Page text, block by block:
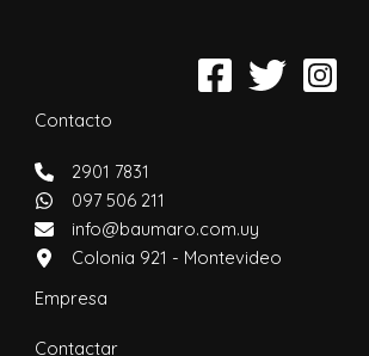
Contacto
2901 7831
097 506 211
info@baumaro.com.uy
Colonia 921 - Montevideo
Empresa
Contactar